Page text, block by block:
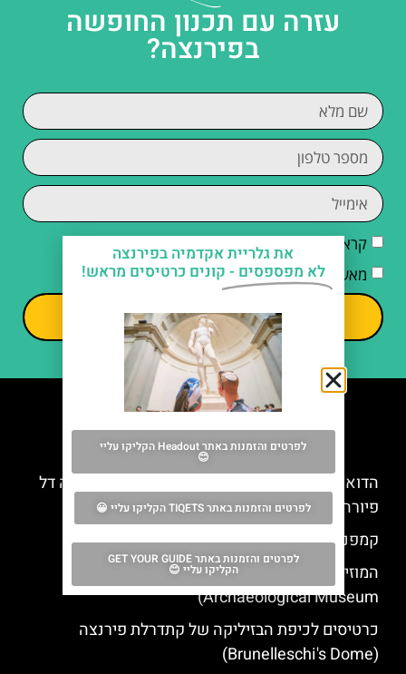
עזרה עם תכנון החופשה
בפירנצה?
קראתי והסכמתי למדיניות הפרטיות
מאשר/ת קבלת דיוור וחומרים פרסומיים
שליחה
מה אסור לפספס
הדואומו של פירנצה: כרטיס לקתדרלת סנטה מריה דל
פיורה (Florence)
קמפנילה די ג'וטו – מגדל הפעמונים של פירנצה
Archaeological Museum)
כרטיסים לכיפת הבזיליקה של קתדרלת פירנצה
(Brunelleschi's Dome)
את גלריית אקדמיה בפירנצה
לא מפספסים - קונים כרטיסים מראש!
לפרטים והזמנות באתר Headout הקליקו עליי
😊
לפרטים והזמנות באתר TIQETS הקליקו עליי 😀
לפרטים והזמנות באתר GET YOUR GUIDE
הקליקו עליי 😊